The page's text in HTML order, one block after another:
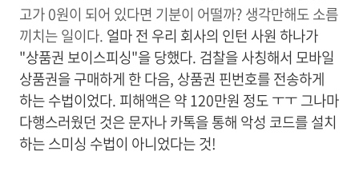
고가 0원이 되어 있다면 기분이 어떨까? 생각만해도 소름
끼치는 일이다. 얼마 전 우리 회사의 인턴 사원 하나가
"상품권 보이스피싱"을 당했다. 검찰을 사칭해서 모바일
상품권을 구매하게 한 다음, 상품권 핀번호를 전송하게
하는 수법이었다. 피해액은 약 120만원 정도 ㅜㅜ 그나마
다행스러웠던 것은 문자나 카톡을 통해 악성 코드를 설치
하는 스미싱 수법이 아니었다는 것!